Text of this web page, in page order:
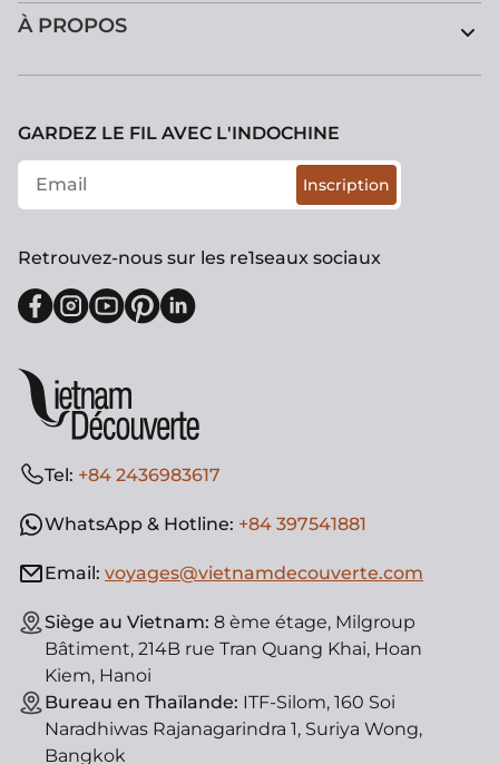
À PROPOS
Tel: +84 2436983617
WhatsApp & Hotline: +84 397541881
Email: voyages@vietnamdecouverte.com
Siège au Vietnam: 8 ème étage, Milgroup
Bâtiment, 214B rue Tran Quang Khai, Hoan
Kiem, Hanoi
Bureau en Thaïlande: ITF-Silom, 160 Soi
Naradhiwas Rajanagarindra 1, Suriya Wong,
Bangkok
GARDEZ LE FIL AVEC L'INDOCHINE
Inscription
Retrouvez-nous sur les re1seaux sociaux